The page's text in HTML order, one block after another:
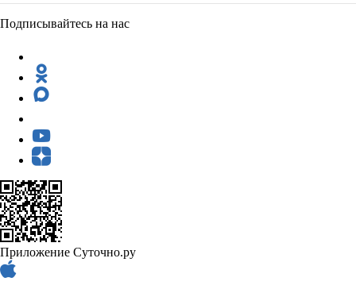
Подписывайтесь на нас
Приложение Суточно.ру